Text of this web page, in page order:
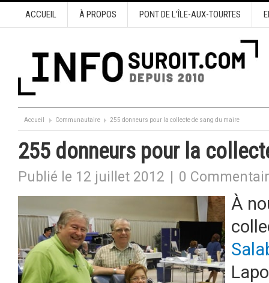
ACCUEIL À PROPOS PONT DE L’ÎLE-AUX-TOURTES
Accueil Communautaire 255 donneurs pour la collecte de sang du maire
255 donneurs pour la
Publié le 12 juillet 2012 0
À